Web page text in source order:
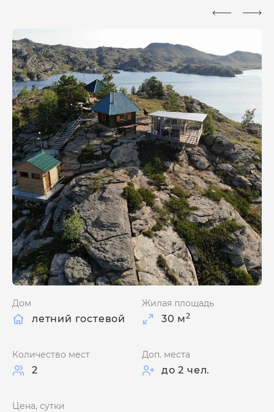
Дом
летний гостевой
Жилая площадь
30 м2
Количество мест
2
Доп. места
до 2 чел.
Цена, сутки